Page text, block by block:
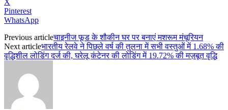
Pinterest
WhatsApp
Previous articleचाइनीज फूड के शौकीन घर पर बनाएं मशरूम मंचूरियन
Next articleभारतीय रेलवे ने पिछले वर्ष की तुलना में सभी वस्तुओं में 1.68% की
वृद्धिशील लोडिंग दर्ज की, घरेलू कंटेनर की लोडिंग में 19.72% की मज़बूत वृद्धि